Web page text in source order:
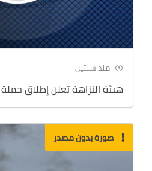
منذ سنتين
هيئة النزاهة تعلن إطلاق
صورة بدون مصدر